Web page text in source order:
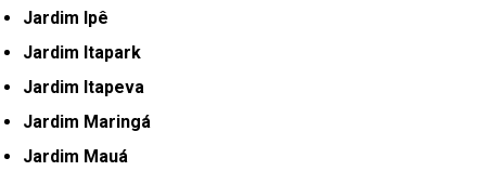
Jardim Ipê
Jardim Itapark
Jardim Itapeva
Jardim Maringá
Jardim Mauá